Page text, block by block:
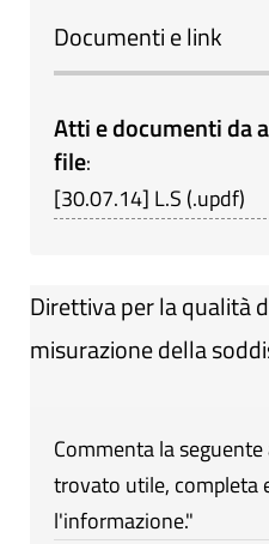
Documenti e link
Atti e documenti da
file:
[30.07.14] L.S (.updf)
Direttiva per la qualità
misurazione della
Commenta la
trovato utile, completa
l'informazione."